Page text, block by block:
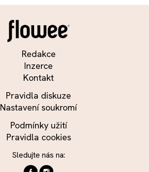
Redakce
Inzerce
Kontakt
Pravidla diskuze
Nastavení soukromí
Podmínky užití
Pravidla cookies
Sledujte nás na: